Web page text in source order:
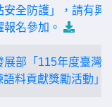
安全防護」，請有興
報名參加。
展部「115年度臺灣
料貢獻獎勵活動」